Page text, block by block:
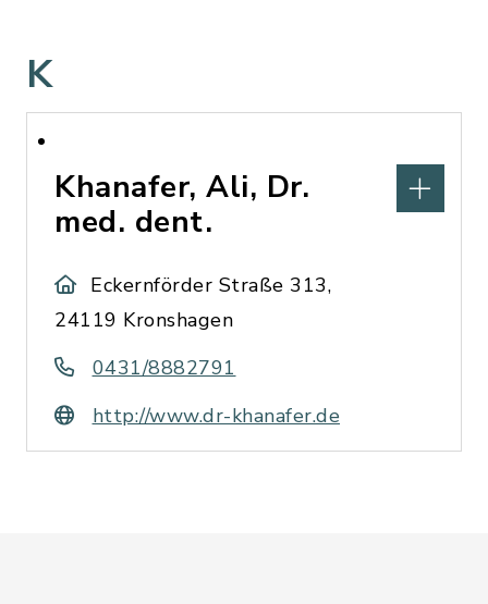
K
Khanafer, Ali, Dr.
med. dent.
Eckernförder Straße 313,
24119 Kronshagen
0431/8882791
http://www.dr-khanafer.de